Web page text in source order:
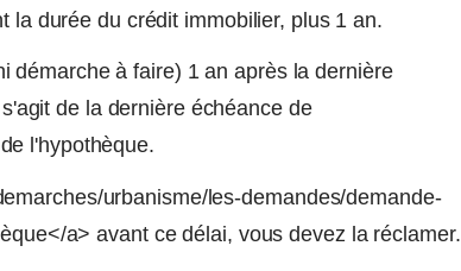
la durée du crédit immobilier, plus 1 an.
démarche à faire) 1 an après la dernière
de la dernière échéance de
l'hypothèque.
urbanisme/les-demandes/demande-
a> avant ce délai, vous devez la réclamer.